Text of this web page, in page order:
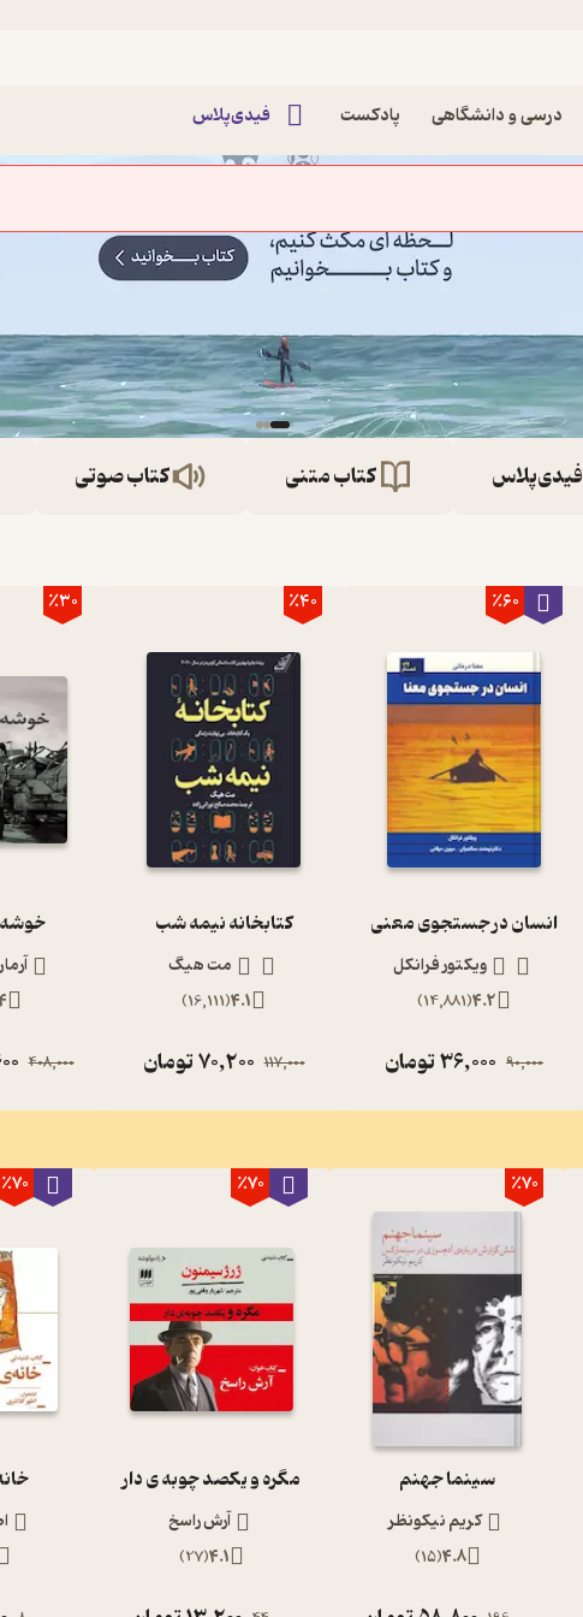
درسی و دانشگاهی پادکست فیدی‌پلاس
فیدی‌پلاس کتاب متنی کتاب صوتی
٪60
انسان در جستجوی معنی
ویکتور فرانکل
4.2
(
14,881
)
90,000
36,000تومان
٪40
کتابخانه نیمه شب
مت هیگ
4.1
(
16,111
)
117,000
70,200تومان
٪30
408,000
٪70
سینما جهنم
کریم نیکونظر
4.8
(
15
)
٪70
مگره و یکصد چوبه ی دار
آرش راسخ
4.1
(
27
)
٪70